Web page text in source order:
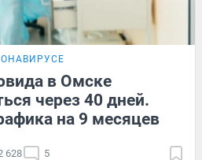
в Омске
через 40 дней.
на 9 месяцев
628 5